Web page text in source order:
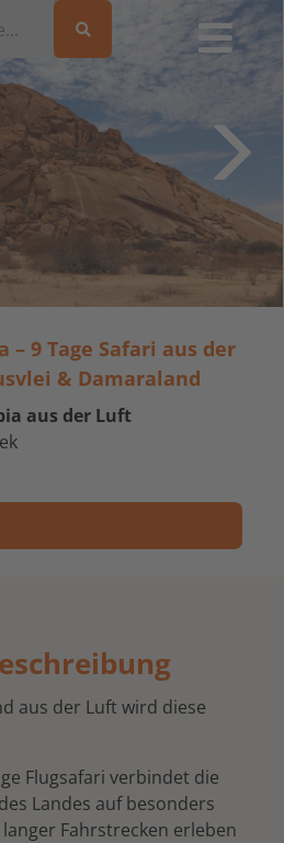
9 Tage Safari aus der
& Damaraland
aus der Luft
aus der Luft wird diese
Flugsafari verbindet die
Landes auf besonders
Fahrstrecken erleben